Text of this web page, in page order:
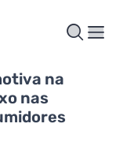
na
nas